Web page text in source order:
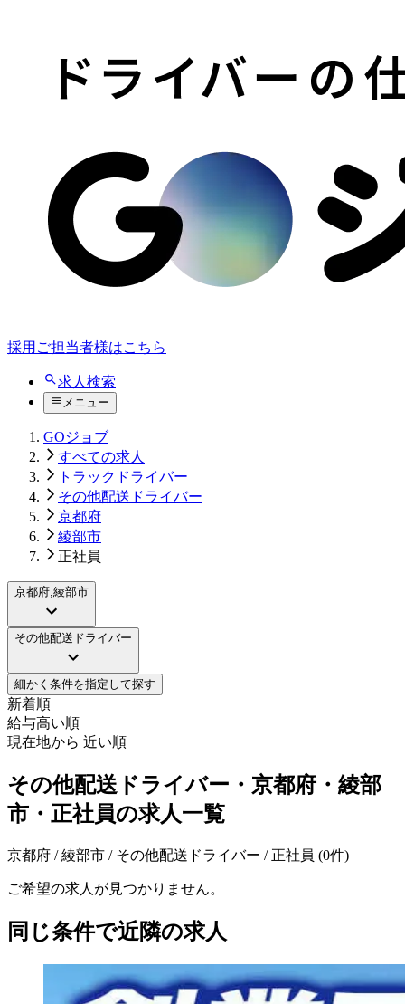
採用ご担当者様はこちら
求人検索
メニュー
GOジョブ
すべての求人
トラックドライバー
その他配送ドライバー
京都府
綾部市
正社員
京都府,綾部市
その他配送ドライバー
細かく条件を指定して探す
新着順
給与高い順
現在地から 近い順
その他配送ドライバー・京都府・綾部
市・正社員の求人一覧
京都府 / 綾部市 / その他配送ドライバー / 正社員 (0件)
ご希望の求人が見つかりません。
同じ条件で近隣の求人